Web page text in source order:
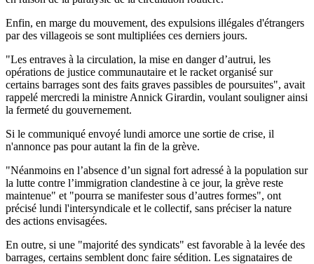
Enfin, en marge du mouvement, des expulsions illégales d'étrangers
par des villageois se sont multipliées ces derniers jours.
"Les entraves à la circulation, la mise en danger d’autrui, les
opérations de justice communautaire et le racket organisé sur
certains barrages sont des faits graves passibles de poursuites", avait
rappelé mercredi la ministre Annick Girardin, voulant souligner ainsi
la fermeté du gouvernement.
Si le communiqué envoyé lundi amorce une sortie de crise, il
n'annonce pas pour autant la fin de la grève.
"Néanmoins en l’absence d’un signal fort adressé à la population sur
la lutte contre l’immigration clandestine à ce jour, la grève reste
maintenue" et "pourra se manifester sous d’autres formes", ont
précisé lundi l'intersyndicale et le collectif, sans préciser la nature
des actions envisagées.
En outre, si une "majorité des syndicats" est favorable à la levée des
barrages, certains semblent donc faire sédition. Les signataires de